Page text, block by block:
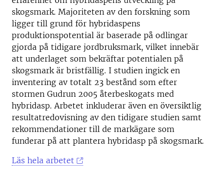
skogsmark. Majoriteten av den forskning som
ligger till grund för hybridaspens
produktionspotential är baserade på odlingar
gjorda på tidigare jordbruksmark, vilket innebär
att underlaget som bekräftar potentialen på
skogsmark är bristfällig. I studien ingick en
inventering av totalt 23 bestånd som efter
stormen Gudrun 2005 återbeskogats med
hybridasp. Arbetet inkluderar även en översiktlig
resultatredovisning av den tidigare studien samt
rekommendationer till de markägare som
funderar på att plantera hybridasp på skogsmark.
Läs hela arbetet